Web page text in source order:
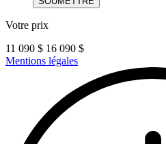
Votre prix
11 090 $ 16 090 $
Mentions légales